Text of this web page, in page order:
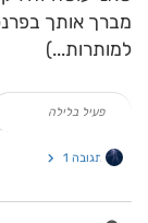
מברך אותך
למותרות...)
פעיל בלילה
תגובה 1